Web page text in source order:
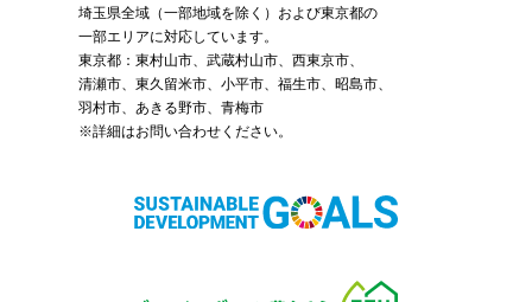
埼玉県全域（一部地域を除く）および東京都の
一部エリアに対応しています。
東京都：東村山市、武蔵村山市、西東京市、
清瀬市、東久留米市、小平市、福生市、昭島市、
羽村市、あきる野市、青梅市
※詳細はお問い合わせください。